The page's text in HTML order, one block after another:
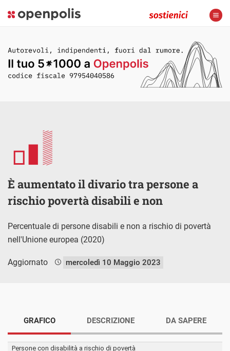
È aumentato il divario tra persone a
rischio povertà disabili e non
Percentuale di persone disabili e non a rischio di povertà
nell'Unione europea (2020)
Aggiornato mercoledì 10 Maggio 2023
GRAFICO DESCRIZIONE DA SAPERE